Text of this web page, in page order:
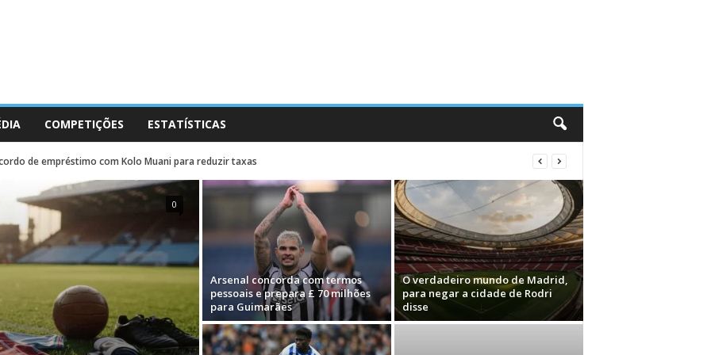
COMPETIÇÕES ESTATÍSTICAS
de empréstimo com Kolo Muani para reduzir taxas
0
Arsenal concorda com termos
pessoais e prepara £ 70 milhões
para Guimarães
O verdadeiro mundo de Madrid,
para negar a cidade de Rodri
disse